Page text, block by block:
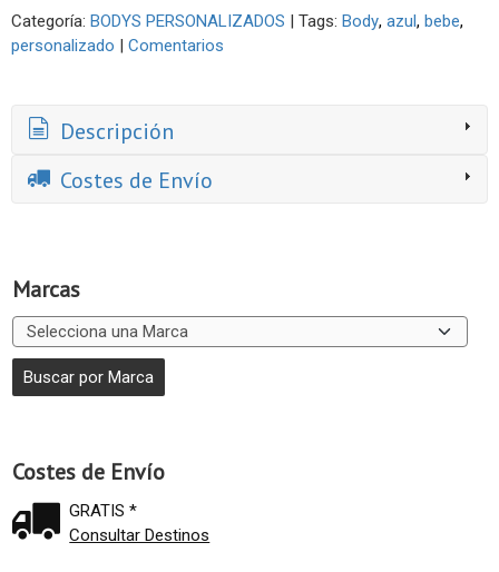
Marcas
Costes de Envío
GRATIS *
Consultar Destinos
Categoría: BODYS PERSONALIZADOS | Tags: Body azul bebe
personalizado | Comentarios
Descripción
Costes de Envío